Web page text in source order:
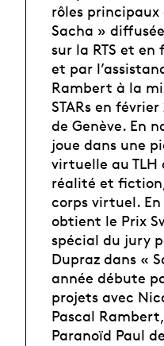
rôles principaux
Sacha »
sur la RTS et en
et par
Rambert à la
STARs en
de Genève. En
joue dans une
virtuelle au TLH
réalité et
corps virtuel. En
obtient le Prix
spécial du jury
Dupraz dans «
année débute
projets avec
Pascal
Paranoïd Paul